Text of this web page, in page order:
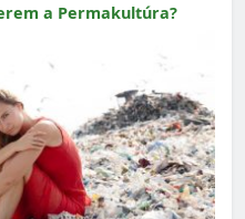
a Permakultúra?